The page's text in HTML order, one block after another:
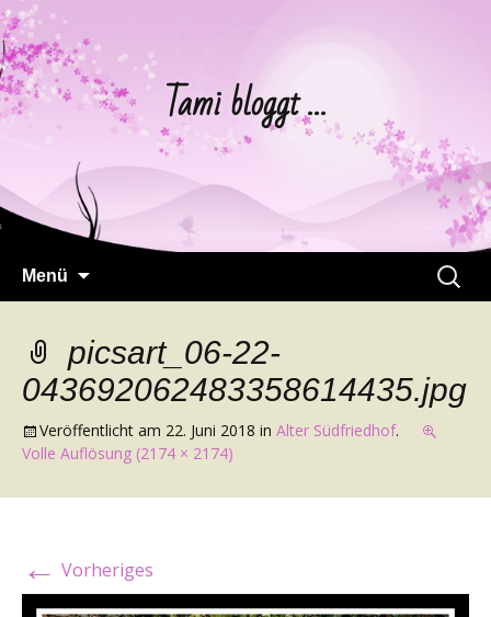
Tami bloggt …
Menü
Suchen
nach:
picsart_06-22-
043692062483358614435.jpg
Veröffentlicht am 22. Juni 2018 in Alter Südfriedhof.
Volle Auflösung (2174 × 2174)
← Vorheriges